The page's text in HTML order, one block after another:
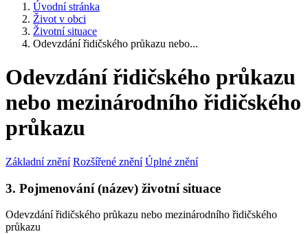
Úvodní stránka
Život v obci
Životní situace
Odevzdání řidičského průkazu nebo...
Odevzdání řidičského průkazu
nebo mezinárodního řidičského
průkazu
Základní znění Rozšířené znění Úplné znění
3. Pojmenování (název) životní situace
Odevzdání řidičského průkazu nebo mezinárodního řidičského
průkazu